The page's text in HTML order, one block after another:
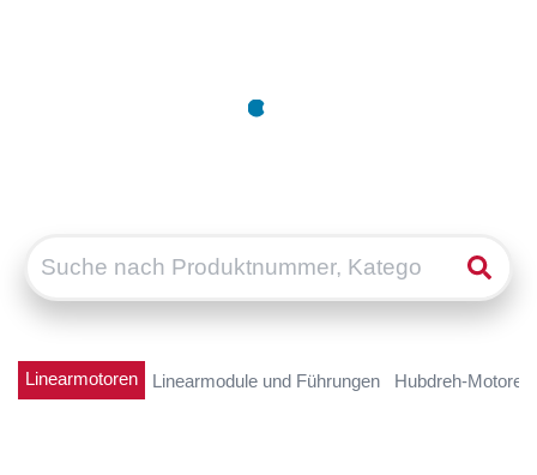
Linearmotoren Linearmodule und Führungen Hubdreh-Motoren